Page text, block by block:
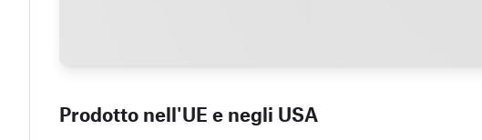
Prodotto nell'UE e negli USA